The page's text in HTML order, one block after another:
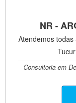
NR -
Atendemos todas
Consultoria em